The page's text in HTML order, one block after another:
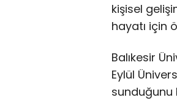
kişisel
hayatı için
Balıkesir
Eylül
sunduğunu